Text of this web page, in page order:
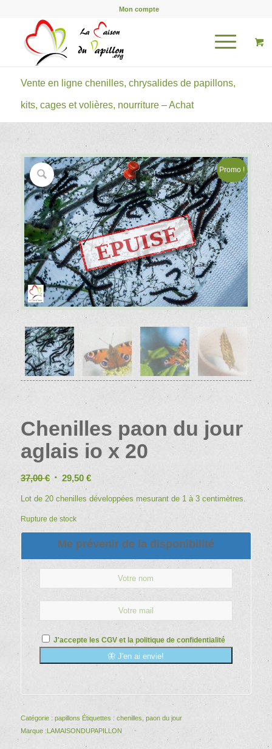
Mon compte
Vente en ligne chenilles, chrysalides de papillons,
kits, cages et volières, nourriture – Achat
Promo !
Chenilles paon du jour
aglais io x 20
37,00€ Le
était :
37,00 €.
29,50 €Le
prix
actuel
est :
29,50 €.
Lot de 20 chenilles développées mesurant de 1 à 3 centimètres.
Rupture de stock
Me prévenir de la disponibilité
J'accepte les CGVet la politique de confidentialité
🦋 J'en ai envie!
Catégorie : papillons Étiquettes : chenilles paon du jour
Marque : LAMAISONDUPAPILLON